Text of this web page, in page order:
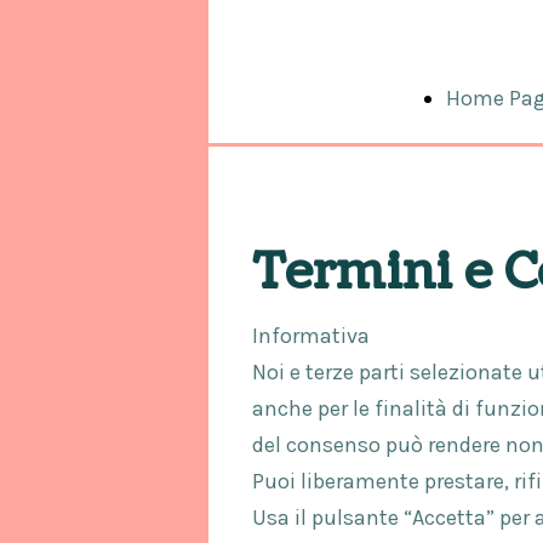
Home
Termini e
Informativa
Noi e terze parti selezionate
anche per le finalità di
del consenso può rendere
Puoi liberamente prestare,
Usa il pulsante “Accetta”